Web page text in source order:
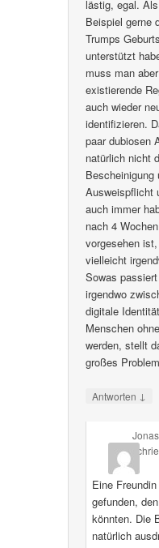
lästig, egal.
Beispiel gerne
Trumps
unterstützt
muss man
existierende
auch wieder
identifizieren.
paar dubiosen
natürlich nicht
Bescheinigung
Ausweispflicht
auch immer
nach 4
vorgesehen
vielleicht
Sowas
irgendwo
digitale
Menschen
werden, stellt
großes
Antworten ↓
Jonas
Eine
gefunden,
könnten. Die
natürlich